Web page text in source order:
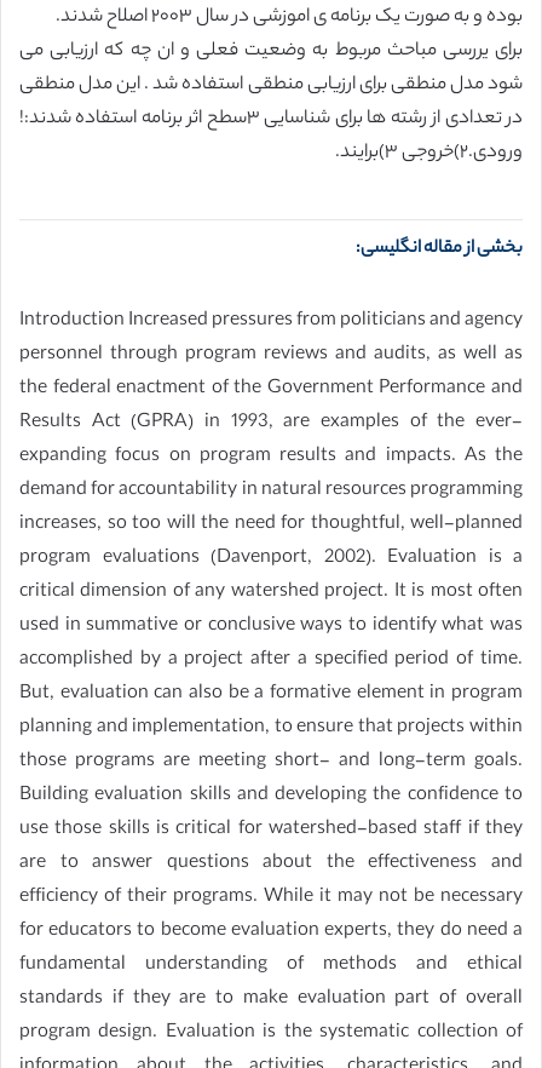
بوده و به صورت یک برنامه ی اموزشی در سال ۲۰۰۳ اصلاح شدند.
برای یررسی مباحث مربوط به وضعیت فعلی و ان چه که ارزیابی می
شود مدل منطقی برای ارزیابی منطقی استفاده شد . این مدل منطقی
در تعدادی از رشته ها برای شناسایی ۳سطح اثر برنامه استفاده شدند:!
ورودی.۲)خروجی ۳)برایند.
بخشی از مقاله انگلیسی:
Introduction Increased pressures from politicians and agency
personnel through program reviews and audits, as well as
the federal enactment of the Government Performance and
Results Act (GPRA) in 1993, are examples of the ever-
expanding focus on program results and impacts. As the
demand for accountability in natural resources programming
increases, so too will the need for thoughtful, well-planned
program evaluations (Davenport, 2002). Evaluation is a
critical dimension of any watershed project. It is most often
used in summative or conclusive ways to identify what was
accomplished by a project after a specified period of time.
But, evaluation can also be a formative element in program
planning and implementation, to ensure that projects within
those programs are meeting short- and long-term goals.
Building evaluation skills and developing the confidence to
use those skills is critical for watershed-based staff if they
are to answer questions about the effectiveness and
efficiency of their programs. While it may not be necessary
for educators to become evaluation experts, they do need a
fundamental understanding of methods and ethical
standards if they are to make evaluation part of overall
program design. Evaluation is the systematic collection of